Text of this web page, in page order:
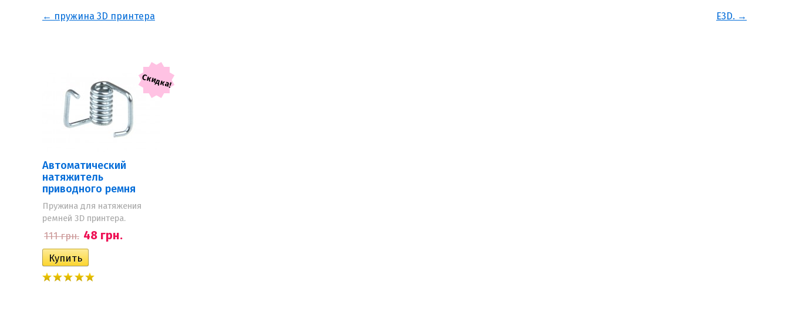
E3D. →
← пружина 3D принтера
Скидка!
Автоматический
натяжитель
приводного ремня
Пружина для натяжения
ремней 3D принтера.
111 грн. 48 грн.